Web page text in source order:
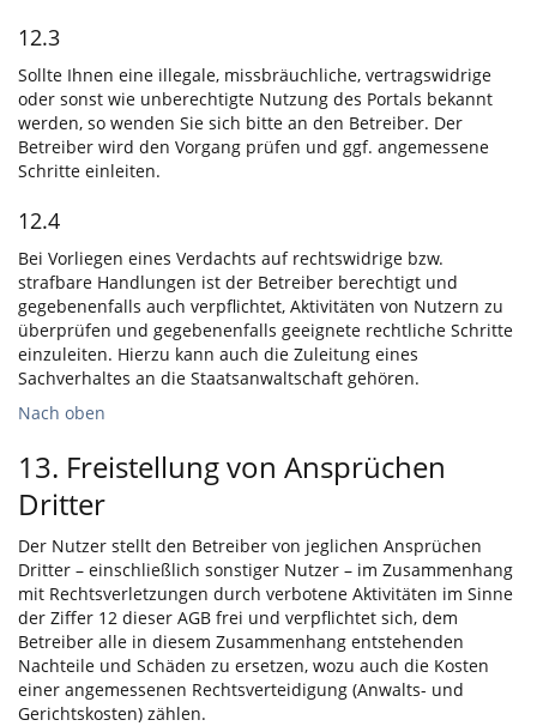
12.3
Sollte Ihnen eine illegale, missbräuchliche, vertragswidrige
oder sonst wie unberechtigte Nutzung des Portals bekannt
werden, so wenden Sie sich bitte an den Betreiber. Der
Betreiber wird den Vorgang prüfen und ggf. angemessene
Schritte einleiten.
12.4
Bei Vorliegen eines Verdachts auf rechtswidrige bzw.
strafbare Handlungen ist der Betreiber berechtigt und
gegebenenfalls auch verpflichtet, Aktivitäten von Nutzern zu
überprüfen und gegebenenfalls geeignete rechtliche Schritte
einzuleiten. Hierzu kann auch die Zuleitung eines
Sachverhaltes an die Staatsanwaltschaft gehören.
Nach oben
13. Freistellung von Ansprüchen
Dritter
Der Nutzer stellt den Betreiber von jeglichen Ansprüchen
Dritter – einschließlich sonstiger Nutzer – im Zusammenhang
mit Rechtsverletzungen durch verbotene Aktivitäten im Sinne
der Ziffer 12 dieser AGB frei und verpflichtet sich, dem
Betreiber alle in diesem Zusammenhang entstehenden
Nachteile und Schäden zu ersetzen, wozu auch die Kosten
einer angemessenen Rechtsverteidigung (Anwalts- und
Gerichtskosten) zählen.